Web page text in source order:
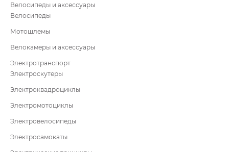
Велосипеды и аксессуары
Велосипеды
Мотошлемы
Велокамеры и аксессуары
Электротранспорт
Электроскутеры
Электроквадроциклы
Электромотоциклы
Электровелосипеды
Электросамокаты